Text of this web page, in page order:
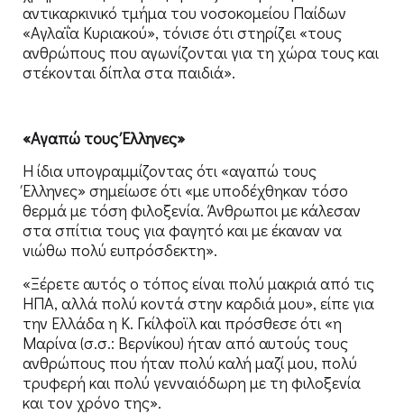
αντικαρκινικό τμήμα του νοσοκομείου Παίδων
«Αγλαΐα Κυριακού», τόνισε ότι στηρίζει «τους
ανθρώπους που αγωνίζονται για τη χώρα τους και
στέκονται δίπλα στα παιδιά».
«Αγαπώ τους Έλληνες»
Η ίδια υπογραμμίζοντας ότι «αγαπώ τους
Έλληνες» σημείωσε ότι «με υποδέχθηκαν τόσο
θερμά με τόση φιλοξενία. Άνθρωποι με κάλεσαν
στα σπίτια τους για φαγητό και με έκαναν να
νιώθω πολύ ευπρόσδεκτη».
«Ξέρετε αυτός ο τόπος είναι πολύ μακριά από τις
ΗΠΑ, αλλά πολύ κοντά στην καρδιά μου», είπε για
την Ελλάδα η Κ. Γκίλφοϊλ και πρόσθεσε ότι «η
Μαρίνα (σ.σ.: Βερνίκου) ήταν από αυτούς τους
ανθρώπους που ήταν πολύ καλή μαζί μου, πολύ
τρυφερή και πολύ γενναιόδωρη με τη φιλοξενία
και τον χρόνο της».